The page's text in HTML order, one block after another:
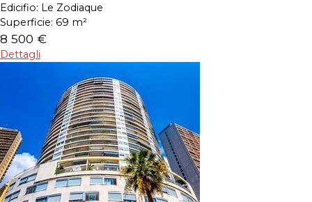
Edicifio: Le Zodiaque
Superficie: 69 m²
8 500 €
Dettagli